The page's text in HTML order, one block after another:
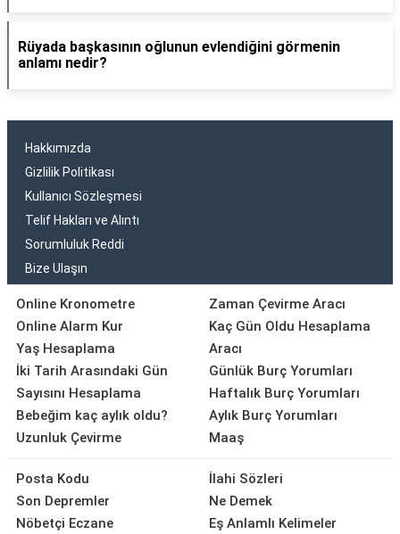
Rüyada başkasının oğlunun evlendiğini görmenin
anlamı nedir?
Hakkımızda
Gizlilik Politikası
Kullanıcı Sözleşmesi
Telif Hakları ve Alıntı
Sorumluluk Reddi
Bize Ulaşın
Online Kronometre
Online Alarm Kur
Yaş Hesaplama
İki Tarih Arasındaki Gün
Sayısını Hesaplama
Bebeğim kaç aylık oldu?
Uzunluk Çevirme
Zaman Çevirme Aracı
Kaç Gün Oldu Hesaplama
Aracı
Günlük Burç Yorumları
Haftalık Burç Yorumları
Aylık Burç Yorumları
Maaş
Posta Kodu
Son Depremler
Nöbetçi Eczane
İlahi Sözleri
Ne Demek
Eş Anlamlı Kelimeler